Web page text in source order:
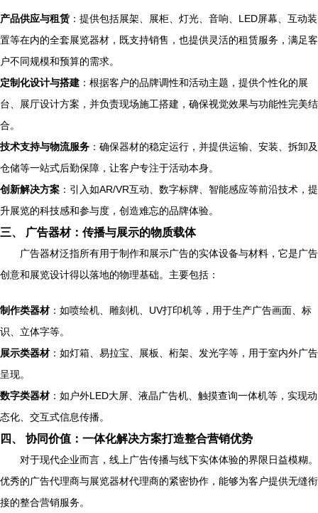
产品供应与租赁 ：提供包括展架、展柜、灯光、音响、LED屏幕、互动装
置等在内的全套展览器材，既支持销售，也提供灵活的租赁服务，满足客
户不同规模和预算的需求。
定制化设计与搭建 ：根据客户的品牌调性和活动主题，提供个性化的展
台、展厅设计方案，并负责现场施工搭建，确保视觉效果与功能性完美结
合。
技术支持与物流服务 ：确保器材的稳定运行，并提供运输、安装、拆卸及
仓储等一站式后勤保障，让客户专注于活动本身。
创新解决方案 ：引入如AR/VR互动、数字标牌、智能感应等前沿技术，提
升展览的科技感和参与度，创造难忘的品牌体验。
三、 广告器材：传播与展示的物质载体
广告器材泛指所有用于制作和展示广告的实体设备与材料，它是广告
创意和展览设计得以落地的物理基础。主要包括：
制作类器材：如喷绘机、雕刻机、UV打印机等，用于生产广告画面、标
识、立体字等。
展示类器材：如灯箱、易拉宝、展板、桁架、发光字等，用于室内外广告
呈现。
数字类器材：如户外LED大屏、液晶广告机、触摸查询一体机等，实现动
态化、交互式信息传播。
四、 协同价值：一体化解决方案打造整合营销优势
对于现代企业而言，线上广告传播与线下实体体验的界限日益模糊。
优秀的广告代理商与展览器材代理商的紧密协作，能够为客户提供无缝衔
接的整合营销服务。